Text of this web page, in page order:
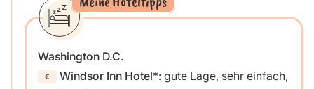
Washington D.C.
Windsor Inn Hotel : gute Lage, sehr einfach,